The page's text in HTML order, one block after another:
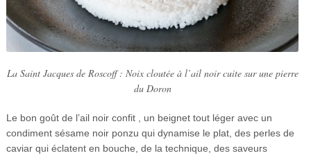
La Saint Jacques de Roscoff : Noix cloutée à l’ail noir cuite sur une pierre
du Doron
Le bon goût de l’ail noir confit , un beignet tout léger avec un
condiment sésame noir ponzu qui dynamise le plat, des perles de
caviar qui éclatent en bouche, de la technique, des saveurs